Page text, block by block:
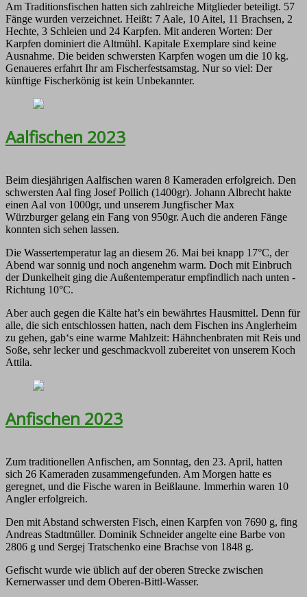
Am Traditionsfischen hatten sich zahlreiche Mitglieder beteiligt. 57
Fänge wurden verzeichnet. Heißt: 7 Aale, 10 Aitel, 11 Brachsen, 2
Hechte, 3 Schleien und 24 Karpfen. Mit anderen Worten: Der
Karpfen dominiert die Altmühl. Kapitale Exemplare sind keine
Ausnahme. Die beiden schwersten Karpfen wogen um die 10 kg.
Genaueres erfahrt Ihr am Fischerfestsamstag. Nur so viel: Der
künftige Fischerkönig ist kein Unbekannter.
Aalfischen 2023
Beim diesjährigen Aalfischen waren 8 Kameraden erfolgreich. Den
schwersten Aal fing Josef Pollich (1400gr). Johann Albrecht hakte
einen Aal von 1000gr, und unserem Jungfischer Max
Würzburger gelang ein Fang von 950gr. Auch die anderen Fänge
konnten sich sehen lassen.
Die Wassertemperatur lag an diesem 26. Mai bei knapp 17°C, der
Abend war sonnig und noch angenehm warm. Doch mit Einbruch
der Dunkelheit ging die Außentemperatur empfindlich nach unten -
Richtung 10°C.
Aber auch gegen die Kälte hat’s ein bewährtes Hausmittel. Denn für
alle, die sich entschlossen hatten, nach dem Fischen ins Anglerheim
zu gehen, gab‘s eine warme Mahlzeit: Hähnchenbraten mit Reis und
Soße, sehr lecker und geschmackvoll zubereitet von unserem Koch
Attila.
Anfischen 2023
Zum traditionellen Anfischen, am Sonntag, den 23. April, hatten
sich 26 Kameraden zusammengefunden. Am Morgen hatte es
geregnet, und die Fische waren in Beißlaune. Immerhin waren 10
Angler erfolgreich.
Den mit Abstand schwersten Fisch, einen Karpfen von 7690 g, fing
Andreas Stadtmüller. Dominik Schneider angelte eine Barbe von
2806 g und Sergej Tratschenko eine Brachse von 1848 g.
Gefischt wurde wie üblich auf der oberen Strecke zwischen
Kernerwasser und dem Oberen-Bittl-Wasser.